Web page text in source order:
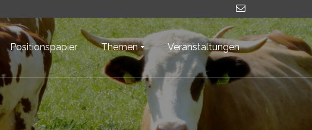
Positionspapier Themen Veranstaltungen